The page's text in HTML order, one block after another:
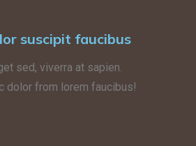
suscipit faucibus
sed, viverra at sapien.
dolor from lorem faucibus!